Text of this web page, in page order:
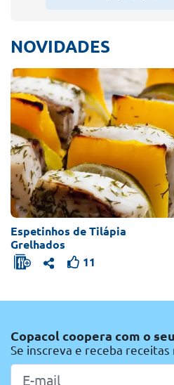
NOVIDADES
Espetinhos de Tilápia
Grelhados
11
Copacol coopera com o
Se inscreva e receba